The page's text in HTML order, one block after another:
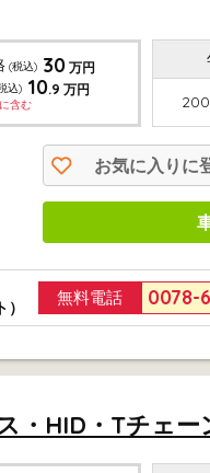
(税込) 30万円
込) 10.9 万円
含む
お気に入りに
無料電話 0078-
HID・Tチェー